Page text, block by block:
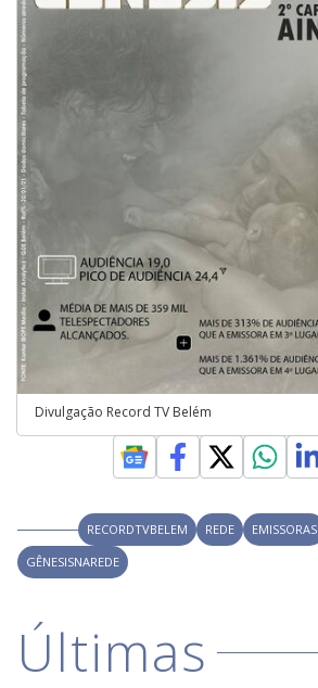
Divulgação Record TV Belém
RECORDTVBELEM REDE EMISSORAS
GÊNESISNAREDE
Últimas